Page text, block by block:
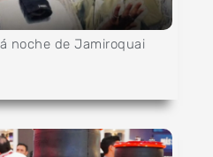
noche de Jamiroquai